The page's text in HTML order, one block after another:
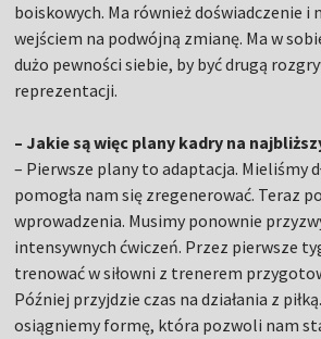
boiskowych. Ma również doświadczenie i
wejściem na podwójną zmianę. Ma w
dużo pewności siebie, by być drugą
reprezentacji.
– Jakie są więc plany kadry na
– Pierwsze plany to adaptacja. Mieliśmy
pomogła nam się zregenerować. Teraz
wprowadzenia. Musimy ponownie
intensywnych ćwiczeń. Przez pierwsze
trenować w siłowni z trenerem
Później przyjdzie czas na działania z
osiągniemy formę, która pozwoli nam